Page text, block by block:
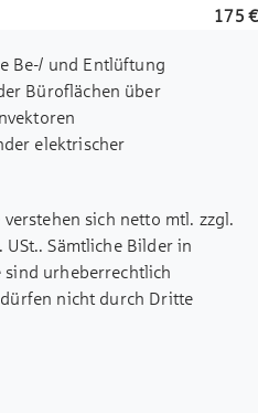
175 €
Be-/ und Entlüftung
Büroflächen über
elektrischer
Beleuchtung
Teppichboden
inkl. Bodentanks
sich netto mtl. zzgl.
USt.. Sämtliche Bilder in
sind urheberrechtlich
nicht durch Dritte
Objekt beruhen auf